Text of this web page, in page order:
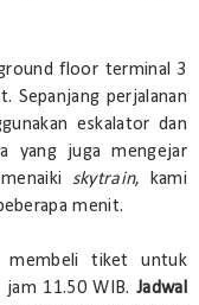
floor terminal 3
Sepanjang perjalanan
eskalator dan
yang juga mengejar
skytrain, kami
menit.
membeli tiket untuk
jam 11.50 WIB.Jadwal